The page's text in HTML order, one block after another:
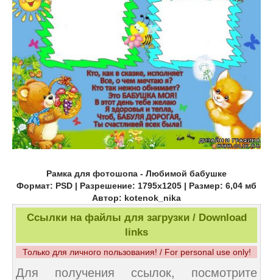
Рамка для фотошопа - Любимой бабушке
Формат: PSD | Разрешение: 1795x1205 | Размер: 6,04 мб
Автор: kotenok_nika
Ссылки на файлы для загрузки / Download
links
Только для личного пользования! / For personal use only!
Для получения ссылок, посмотрите